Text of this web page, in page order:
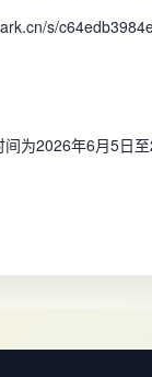
s/
为2026年6月5日